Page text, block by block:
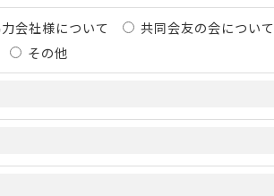
会社様について 共同会友の会について
その他